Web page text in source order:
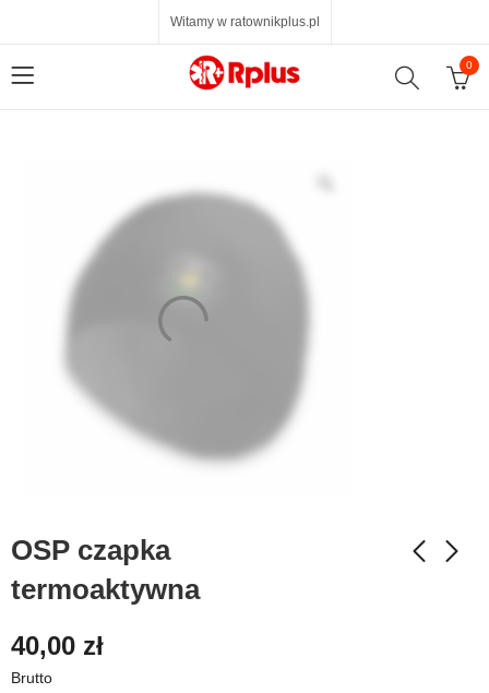
Witamy w ratownikplus.pl
0
OSP czapka
termoaktywna
40,00 zł
Brutto